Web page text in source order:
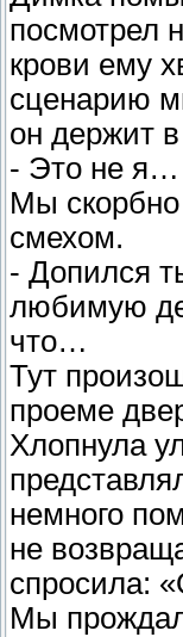
посмотрел
крови ему
сценарию
он держит
- Это не
Мы скорбно
смехом.
- Допился
любимую
что…
Тут
проеме
Хлопнула
немного
не
спросила:
Мы